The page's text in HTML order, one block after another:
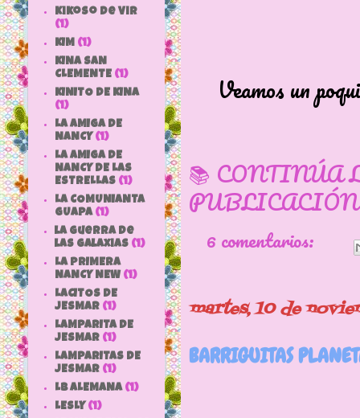
Veamos un
📚 CONTINÚA
6 comentarios:
martes, 10 de
BARRIGUITAS
Kikoso de Vir
(1)
KIM (1)
KINA SAN
CLEMENTE (1)
KINITO DE KINA
(1)
LA AMIGA DE
NANCY (1)
LA AMIGA DE
NANCY DE LAS
ESTRELLAS (1)
LA COMUNIANTA
GUAPA (1)
la guerra de
las galaxias (1)
LA PRIMERA
NANCY NEW (1)
LACITOS DE
JESMAR (1)
LAMPARITA DE
JESMAR (1)
LAMPARITAS DE
JESMAR (1)
LB ALEMANA (1)
LESLY (1)